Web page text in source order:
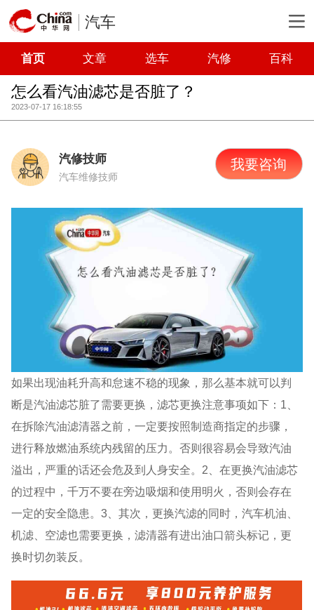
汽车
首页 文章 选车 汽修 百科
怎么看汽油滤芯是否脏了？
2023-07-17 16:18:55
汽修技师
汽车维修技师
我要咨询
如果出现油耗升高和怠速不稳的现象，那么基本就可以判
断是汽油滤芯脏了需要更换，滤芯更换注意事项如下：1、
在拆除汽油滤清器之前，一定要按照制造商指定的步骤，
进行释放燃油系统内残留的压力。否则很容易会导致汽油
溢出，严重的话还会危及到人身安全。2、在更换汽油滤芯
的过程中，千万不要在旁边吸烟和使用明火，否则会存在
一定的安全隐患。3、其次，更换汽滤的同时，汽车机油、
机滤、空滤也需要更换，滤清器有进出油口箭头标记，更
换时切勿装反。